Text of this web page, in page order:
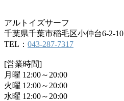
アルトイズサーフ
千葉県千葉市稲毛区小仲台6-2-10
TEL： 043-287-7317
[営業時間]
月曜 12:00～20:00
火曜 12:00～20:00
水曜 12:00～20:00